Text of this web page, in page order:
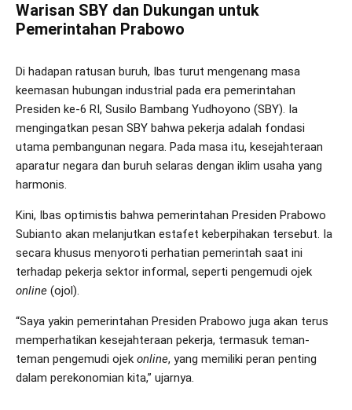
Warisan SBY dan Dukungan untuk
Pemerintahan Prabowo
Di hadapan ratusan buruh, Ibas turut mengenang masa
keemasan hubungan industrial pada era pemerintahan
Presiden ke-6 RI, Susilo Bambang Yudhoyono (SBY). Ia
mengingatkan pesan SBY bahwa pekerja adalah fondasi
utama pembangunan negara. Pada masa itu, kesejahteraan
aparatur negara dan buruh selaras dengan iklim usaha yang
harmonis.
Kini, Ibas optimistis bahwa pemerintahan Presiden Prabowo
Subianto akan melanjutkan estafet keberpihakan tersebut. Ia
secara khusus menyoroti perhatian pemerintah saat ini
terhadap pekerja sektor informal, seperti pengemudi ojek
online (ojol).
“Saya yakin pemerintahan Presiden Prabowo juga akan terus
memperhatikan kesejahteraan pekerja, termasuk teman-
teman pengemudi ojek online, yang memiliki peran penting
dalam perekonomian kita,” ujarnya.